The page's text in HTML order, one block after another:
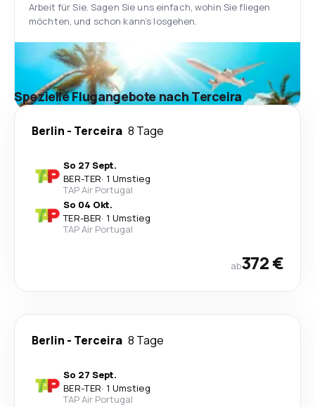
Arbeit für Sie. Sagen Sie uns einfach, wohin Sie fliegen
möchten, und schon kann’s losgehen.
Spezielle Flugangebote nach Terceira
Berlin - Terceira 8 Tage
So 27 Sept.
BER-TER· 1 Umstieg
TAP Air Portugal
So 04 Okt.
TER-BER· 1 Umstieg
TAP Air Portugal
ab372 €
Berlin - Terceira 8 Tage
So 27 Sept.
BER-TER· 1 Umstieg
TAP Air Portugal